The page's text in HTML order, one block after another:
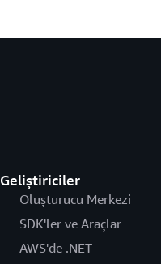
Geliştiriciler
Oluşturucu Merkezi
SDK'ler ve Araçlar
AWS'de .NET